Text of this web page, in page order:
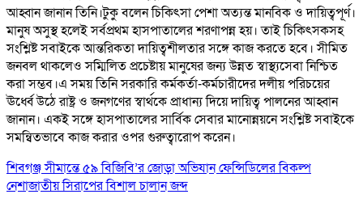
আহ্বান জানান তিনি।টুকু বলেন চিকিৎসা পেশা অত্যন্ত মানবিক ও দায়িত্বপূর্ণ।
মানুষ অসুস্থ হলেই সর্বপ্রথম হাসপাতালের শরণাপন্ন হয়। তাই চিকিৎসকসহ
সংশ্লিষ্ট সবাইকে আন্তরিকতা দায়িত্বশীলতার সঙ্গে কাজ করতে হবে। সীমিত
জনবল থাকলেও সম্মিলিত প্রচেষ্টায় মানুষের জন্য উন্নত স্বাস্থ্যসেবা নিশ্চিত
করা সম্ভব।এ সময় তিনি সরকারি কর্মকর্তা-কর্মচারীদের দলীয় পরিচয়ের
ঊর্ধ্বে উঠে রাষ্ট্র ও জনগণের স্বার্থকে প্রাধান্য দিয়ে দায়িত্ব পালনের আহ্বান
জানান। একই সঙ্গে হাসপাতালের সার্বিক সেবার মানোন্নয়নে সংশ্লিষ্ট সবাইকে
সমন্বিতভাবে কাজ করার ওপর গুরুত্বারোপ করেন।
শিবগঞ্জ সীমান্তে ৫৯ বিজিবি’র জোড়া অভিযান ফেন্সিডিলের বিকল্প
নেশাজাতীয় সিরাপের বিশাল চালান জব্দ